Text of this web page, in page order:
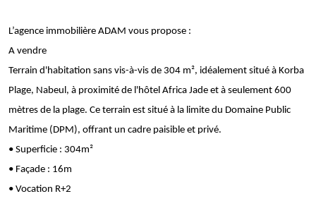
L’agence immobilière ADAM vous propose :
A vendre
Terrain d'habitation sans vis-à-vis de 304 m², idéalement situé à Korba
Plage, Nabeul, à proximité de l'hôtel Africa Jade et à seulement 600
mètres de la plage. Ce terrain est situé à la limite du Domaine Public
Maritime (DPM), offrant un cadre paisible et privé.
• Superficie : 304m²
• Façade : 16m
• Vocation R+2